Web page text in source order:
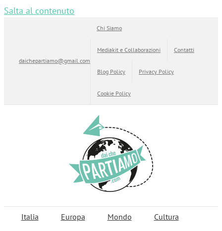
Salta al contenuto
daichepartiamo@gmail.com
Chi Siamo
Mediakit e Collaborazioni Contatti
Blog Policy Privacy Policy
Cookie Policy
Italia Europa Mondo
Cultura